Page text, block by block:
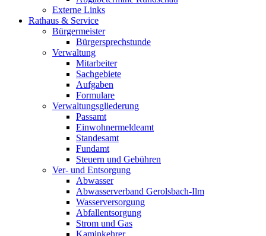
Externe Links
Rathaus & Service
Bürgermeister
Bürgersprechstunde
Verwaltung
Mitarbeiter
Sachgebiete
Aufgaben
Formulare
Verwaltungsgliederung
Passamt
Einwohnermeldeamt
Standesamt
Fundamt
Steuern und Gebühren
Ver- und Entsorgung
Abwasser
Abwasserverband Gerolsbach-Ilm
Wasserversorgung
Abfallentsorgung
Strom und Gas
Kaminkehrer